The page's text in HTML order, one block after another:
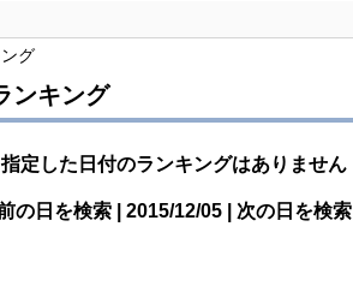
グ
ンキング
指定した日付のランキングはありません
の日を検索 | 2015/12/05 | 次の日を検索